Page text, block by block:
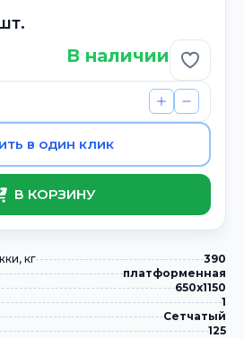
В наличии
в один клик
В КОРЗИНУ
кг
390
платформенная
650х1150
1
Сетчатый
125